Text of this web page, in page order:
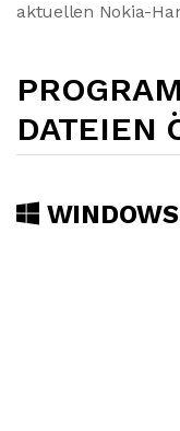
aktuellen Nokia-
DATEIEN
WINDOWS